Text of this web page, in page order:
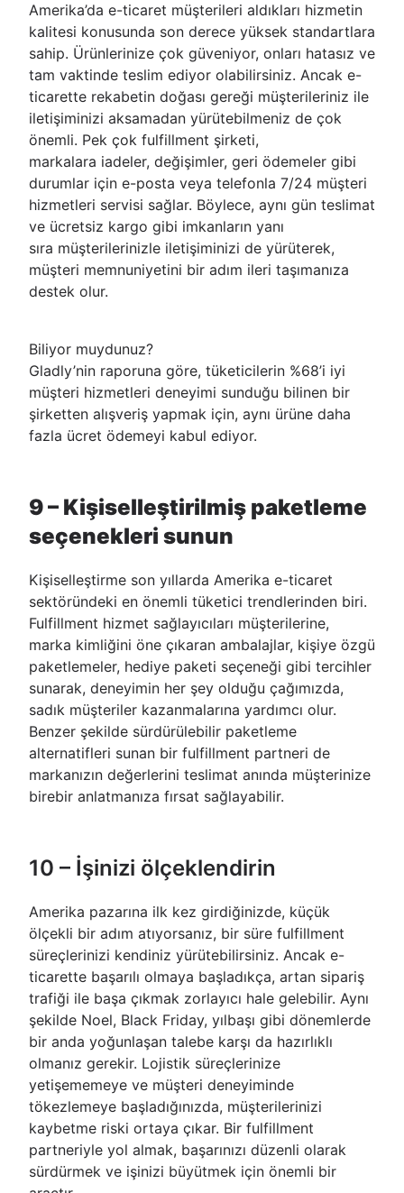
Amerika’da e-ticaret müşterileri aldıkları hizmetin
kalitesi konusunda son derece yüksek standartlara
sahip. Ürünlerinize çok güveniyor, onları hatasız ve
tam vaktinde teslim ediyor olabilirsiniz. Ancak e-
ticarette rekabetin doğası gereği müşterileriniz ile
iletişiminizi aksamadan yürütebilmeniz de çok
önemli. Pek çok fulfillment şirketi,
markalara iadeler, değişimler, geri ödemeler gibi
durumlar için e-posta veya telefonla 7/24 müşteri
hizmetleri servisi sağlar. Böylece, aynı gün teslimat
ve ücretsiz kargo gibi imkanların yanı
sıra müşterilerinizle iletişiminizi de yürüterek,
müşteri memnuniyetini bir adım ileri taşımanıza
destek olur.
Biliyor muydunuz?
Gladly’nin raporuna göre, tüketicilerin %68’i iyi
müşteri hizmetleri deneyimi sunduğu bilinen bir
şirketten alışveriş yapmak için, aynı ürüne daha
fazla ücret ödemeyi kabul ediyor.
9 – Kişiselleştirilmiş paketleme
seçenekleri sunun
Kişiselleştirme son yıllarda Amerika e-ticaret
sektöründeki en önemli tüketici trendlerinden biri.
Fulfillment hizmet sağlayıcıları müşterilerine,
marka kimliğini öne çıkaran ambalajlar, kişiye özgü
paketlemeler, hediye paketi seçeneği gibi tercihler
sunarak, deneyimin her şey olduğu çağımızda,
sadık müşteriler kazanmalarına yardımcı olur.
Benzer şekilde sürdürülebilir paketleme
alternatifleri sunan bir fulfillment partneri de
markanızın değerlerini teslimat anında müşterinize
birebir anlatmanıza fırsat sağlayabilir.
10 – İşinizi ölçeklendirin
Amerika pazarına ilk kez girdiğinizde, küçük
ölçekli bir adım atıyorsanız, bir süre fulfillment
süreçlerinizi kendiniz yürütebilirsiniz. Ancak e-
ticarette başarılı olmaya başladıkça, artan sipariş
trafiği ile başa çıkmak zorlayıcı hale gelebilir. Aynı
şekilde Noel, Black Friday, yılbaşı gibi dönemlerde
bir anda yoğunlaşan talebe karşı da hazırlıklı
olmanız gerekir. Lojistik süreçlerinize
yetişememeye ve müşteri deneyiminde
tökezlemeye başladığınızda, müşterilerinizi
kaybetme riski ortaya çıkar. Bir fulfillment
partneriyle yol almak, başarınızı düzenli olarak
sürdürmek ve işinizi büyütmek için önemli bir